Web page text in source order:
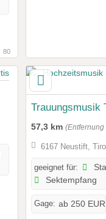
80
Trauungsmusik
57,3 km (Entfernung
6167 Neustift,
geeignet für:
Sektempfang
Gage: ab 250 EUR